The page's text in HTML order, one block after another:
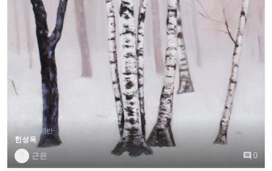
취미반/작가반
힌성옥
근은  0